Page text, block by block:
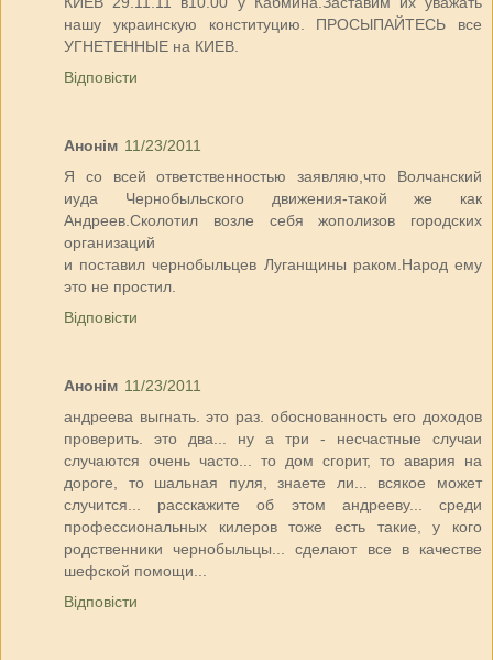
нашу украинскую конституцию. ПРОСЫПАЙТЕСЬ все
УГНЕТЕННЫЕ на КИЕВ.
Відповісти
Анонім 11/23/2011
Я со всей ответственностью заявляю,что Волчанский
иуда Чернобыльского движения-такой же как
Андреев.Сколотил возле себя жополизов городских
организаций
и поставил чернобыльцев Луганщины раком.Народ ему
это не простил.
Відповісти
Анонім 11/23/2011
андреева выгнать. это раз. обоснованность его доходов
проверить. это два... ну а три - несчастные случаи
случаются очень часто... то дом сгорит, то авария на
дороге, то шальная пуля, знаете ли... всякое может
случится... расскажите об этом андрееву... среди
профессиональных килеров тоже есть такие, у кого
родственники чернобыльцы... сделают все в качестве
шефской помощи...
Відповісти